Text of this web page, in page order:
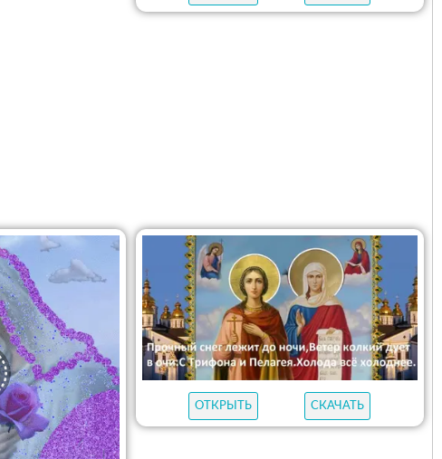
ОТКРЫТЬ СКАЧАТЬ